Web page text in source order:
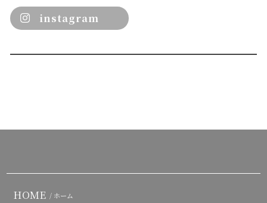
instagram
HOME / ホーム